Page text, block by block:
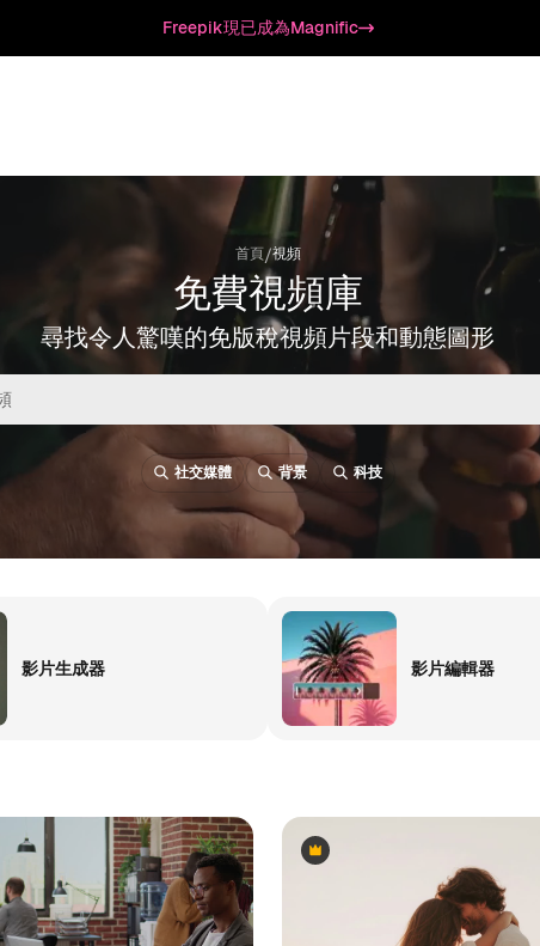
Freepik現已成為Magnific
首頁/視頻
免費視頻庫
尋找令人驚嘆的免版稅視頻片段和動態圖形
社交媒體 背景 科技
影片生成器 影片編輯器
Premium
Premium